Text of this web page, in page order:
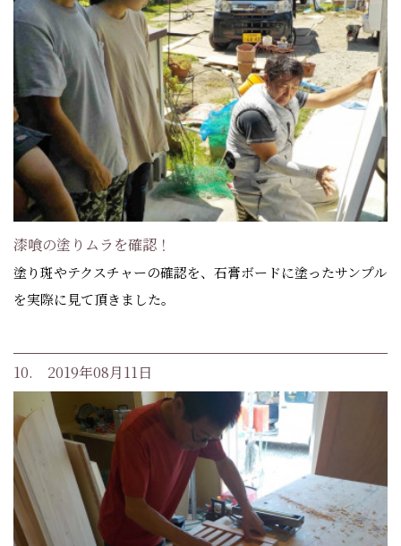
漆喰の塗りムラを確認！
塗り斑やテクスチャーの確認を、石膏ボードに塗ったサンプル
を実際に見て頂きました。
10. 2019年08月11日